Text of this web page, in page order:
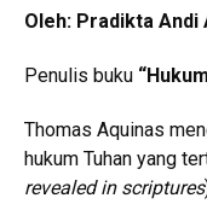
Oleh: Pradikta Andi
Penulis buku
Thomas Aquinas
hukum Tuhan yang
revealed in scriptures